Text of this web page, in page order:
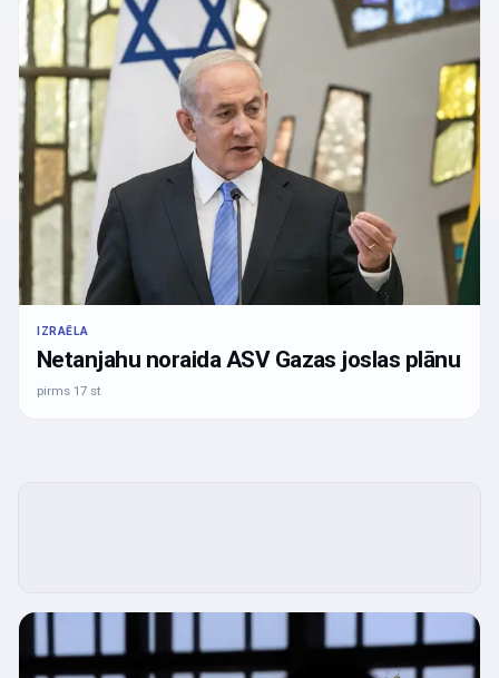
IZRAĒLA
Netanjahu noraida ASV Gazas joslas plānu
pirms 17 st